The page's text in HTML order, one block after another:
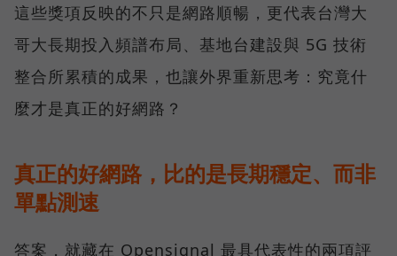
這些獎項反映的不只是網路順暢，更代表台灣大
哥大長期投入頻譜布局、基地台建設與 5G 技術
整合所累積的成果，也讓外界重新思考：究竟什
麼才是真正的好網路？
真正的好網路，比的是長期穩定、而非
單點測速
答案，就藏在 Opensignal 最具代表性的兩項評